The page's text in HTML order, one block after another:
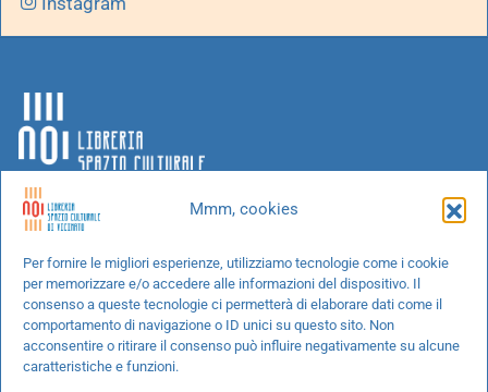
Mmm, cookies
Per fornire le migliori esperienze, utilizziamo tecnologie come i cookie
per memorizzare e/o accedere alle informazioni del dispositivo. Il
consenso a queste tecnologie ci permetterà di elaborare dati come il
comportamento di navigazione o ID unici su questo sito. Non
acconsentire o ritirare il consenso può influire negativamente su alcune
caratteristiche e funzioni.
Chi siamo
Progetti speciali
Richiedi un libro
Spedizioni